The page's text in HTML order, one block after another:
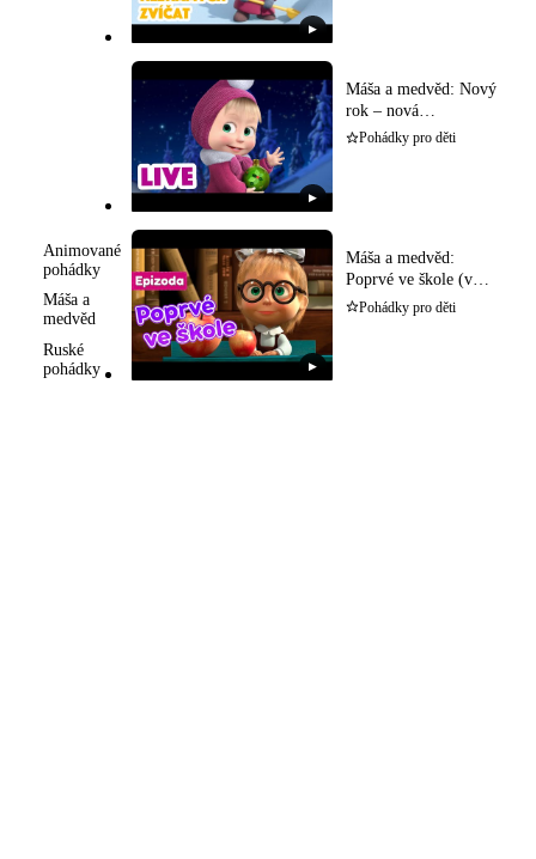
Animované
pohádky
Máša a
medvěd
Ruské
pohádky
▶
▶
Máša a medvěd: Nový
rok – nová
dobrodružství (v
Pohádky pro děti
▶
Máša a medvěd:
Poprvé ve škole (v
češtině)
Pohádky pro děti